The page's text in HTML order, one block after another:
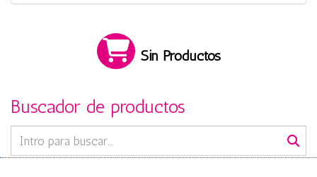
Sin Productos
Buscador de productos